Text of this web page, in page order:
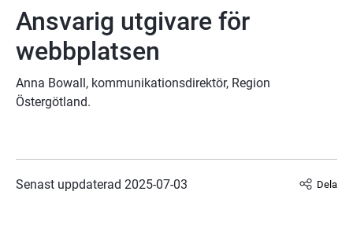
Ansvarig utgivare för
webbplatsen
Anna Bowall, kommunikationsdirektör, Region
Östergötland.
Senast uppdaterad 2025-07-03 Dela